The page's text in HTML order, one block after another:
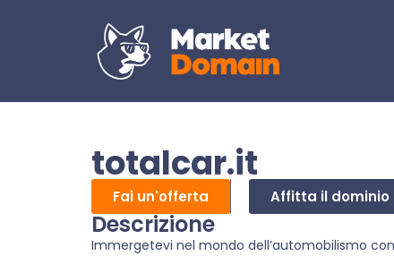
totalcar.it
Fai un'offerta Affitta il dominio
Descrizione
Immergetevi nel mondo dell’automobilismo